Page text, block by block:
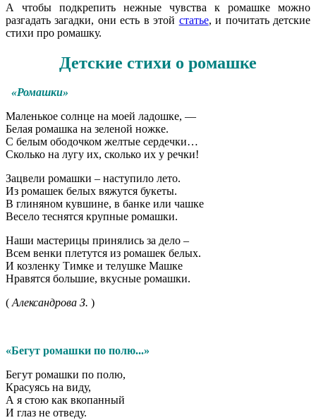
А чтобы подкрепить нежные чувства к ромашке можно
разгадать загадки, они есть в этой статье, и почитать детские
стихи про ромашку.
Детские стихи о ромашке
«Ромашки»
Маленькое солнце на моей ладошке, —
Белая ромашка на зеленой ножке.
С белым ободочком желтые сердечки…
Сколько на лугу их, сколько их у речки!
Зацвели ромашки – наступило лето.
Из ромашек белых вяжутся букеты.
В глиняном кувшине, в банке или чашке
Весело теснятся крупные ромашки.
Наши мастерицы принялись за дело –
Всем венки плетутся из ромашек белых.
И козленку Тимке и телушке Машке
Нравятся большие, вкусные ромашки.
(Александрова З. )
«Бегут ромашки по полю...»
Бегут ромашки по полю,
Красуясь на виду,
А я стою как вкопанный
И глаз не отведу.